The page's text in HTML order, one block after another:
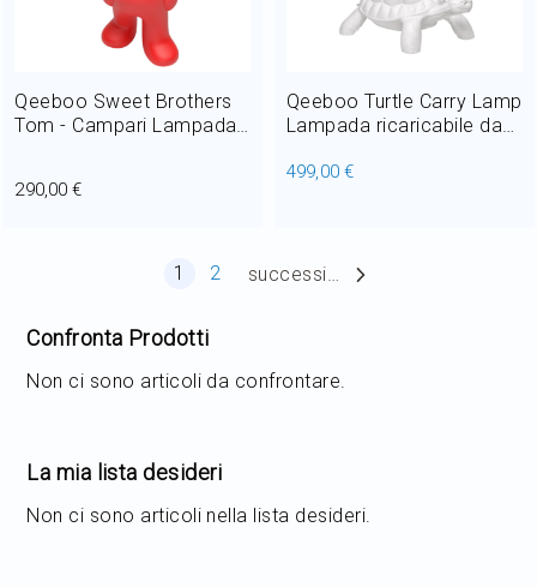
Qeeboo Sweet Brothers
Tom - Campari Lampada
290,00 €
Qeeboo Turtle Carry Lamp
Lampada ricaricabile da
4,5W H 73 cm
499,00 €
Attualmente stai leggendo la pagina
1 Pagina
2 Pagina
Confronta Prodotti
Non ci sono articoli da confrontare.
La mia lista desideri
Non ci sono articoli nella lista desideri.